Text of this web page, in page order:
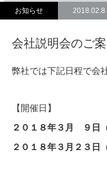
お知らせ 2018.02.8
会社説明会のご
弊社では下記日程で会
【開催日】
２０１８年３月 ９日
２０１８年３月２３日